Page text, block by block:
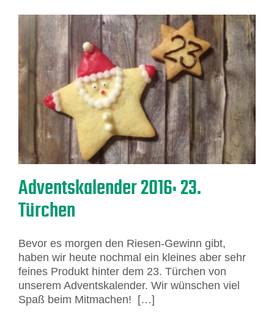
Adventskalender 2016: 23.
Türchen
Bevor es morgen den Riesen-Gewinn gibt,
haben wir heute nochmal ein kleines aber sehr
feines Produkt hinter dem 23. Türchen von
unserem Adventskalender. Wir wünschen viel
Spaß beim Mitmachen! […]